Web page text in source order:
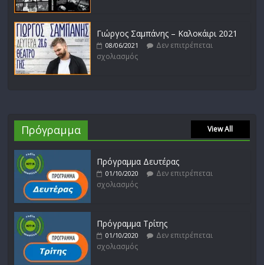
Γιώργος Σαμπάνης – Καλοκάιρι 2021
08/06/2021
Δεν επιτρέπεται
σχολιασμός
Πρόγραμμα View All
Πρόγραμμα Δευτέρας
01/10/2020
Δεν επιτρέπεται
σχολιασμός
Πρόγραμμα Τρίτης
01/10/2020
Δεν επιτρέπεται
σχολιασμός